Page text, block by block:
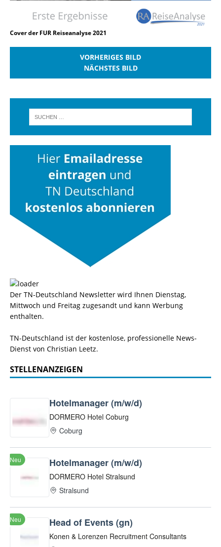
Cover der FUR Reiseanalyse 2021
VORHERIGES BILD
NÄCHSTES BILD
Der TN-Deutschland Newsletter wird Ihnen Dienstag,
Mittwoch und Freitag zugesandt und kann Werbung
enthalten.
TN-Deutschland ist der kostenlose, professionelle News-
Dienst von Christian Leetz.
STELLENANZEIGEN